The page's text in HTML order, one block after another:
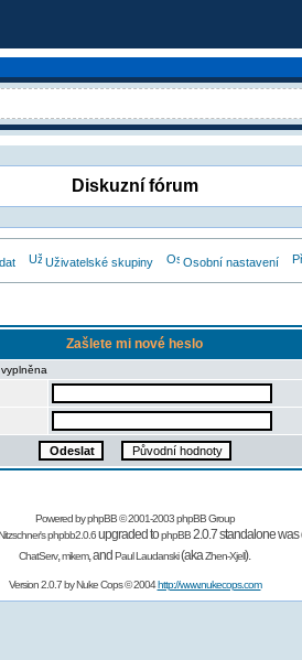
Diskuzní fórum
Uživatelské skupiny Osobní nastavení
Zašlete mi nové heslo
Powered byphpBB© 2001-2003 phpBB Group
phpbb2.0.6upgraded tophpBB2.0.7 standalone
ChatServ,mikem,and Paul Laudanski(akaZhen-Xjell).
Version 2.0.7 byNuke Cops© 2004http://www.nukecops.com